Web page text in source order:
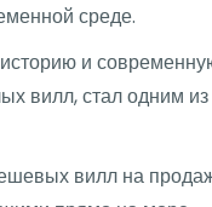
среде.
и
вилл, стал одним
вилл на